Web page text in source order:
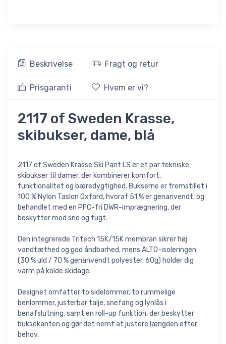
Beskrivelse Fragt og retur
Prisgaranti Hvem er vi?
2117 of Sweden Krasse,
skibukser, dame, blå
2117 of Sweden Krasse Ski Pant LS er et par tekniske
skibukser til damer, der kombinerer komfort,
funktionalitet og bæredygtighed. Bukserne er fremstillet i
100 % Nylon Taslon Oxford, hvoraf 51 % er genanvendt, og
behandlet med en PFC-fri DWR-imprægnering, der
beskytter mod sne og fugt.
Den integrerede Tritech 15K/15K membran sikrer høj
vandtæthed og god åndbarhed, mens ALTO-isoleringen
(30 % uld / 70 % genanvendt polyester, 60g) holder dig
varm på kolde skidage.
Designet omfatter to sidelommer, to rummelige
benlommer, justerbar talje, snefang og lynlås i
benafslutning, samt en roll-up funktion, der beskytter
buksekanten og gør det nemt at justere længden efter
behov.